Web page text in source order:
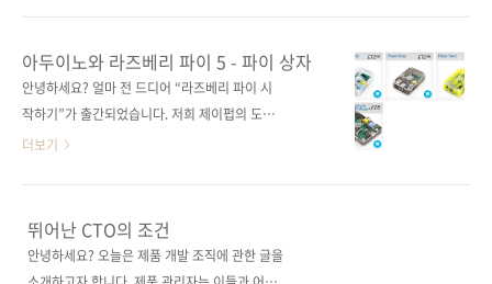
장열
제품을 만들 때 접근하는 시각..
용할 수도 있습니다. 아두이노를 비롯하여 이것
저것 연결하고 납땜하여 새로운 것을 창조할 수
도 있을 겁니다. 라즈베리 파이로 어떤 목적을 세
베리 파이의 3대 요소를 섭렵(?)까지는 아니어도
꽤 익숙해져야 합니다. 제1 요소는 각종 전기전
니다. 사실 이런저런 부품과 관련 연장을 구매하
는 일이 쉽지는 않습니다. 비용도 만만치 않게 들
아두이노와 라즈베리 파이 5 - 파이 상자
안녕하세요? 얼마 전 드디어 “라즈베리 파이 시
작하기”가 출간되었습니다. 저희 제이펍의 도서
페이지에 자세한 소개와 더불어 1장의 미리 보기
가 무엇이고, 어디에 활용할 수 있는지 말씀드렸
습니다. 그리고 운영체제인 라즈비안에 관해서
도 간략하게나마 소개해 드렸습니다. 오늘은 라
더보기
뛰어난 CTO의 조건
안녕하세요? 오늘은 제품 개발 조직에 관한 글을